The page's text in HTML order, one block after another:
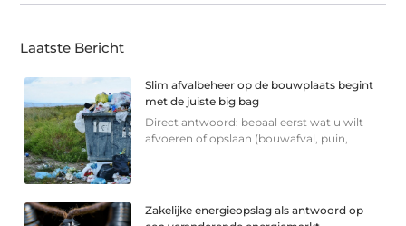
Laatste Bericht
Slim afvalbeheer op de bouwplaats begint
met de juiste big bag
Direct antwoord: bepaal eerst wat u wilt
afvoeren of opslaan (bouwafval, puin,
Zakelijke energieopslag als antwoord op